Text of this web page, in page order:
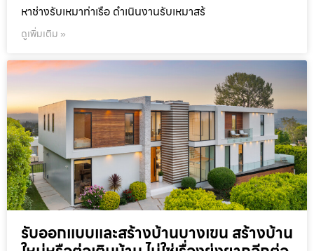
หาช่างรับเหมาท่าเรือ ดำเนินงานรับเหมาสร้
ดูเพิ่มเติม »
รับออกแบบและสร้างบ้านบางเขน สร้างบ้าน